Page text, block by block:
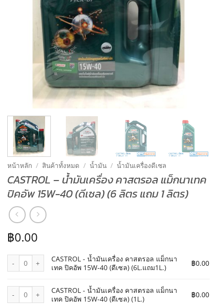
หน้าหลัก / สินค้าทั้งหมด / น้ำมัน / น้ำมันเครื่องดีเซล
CASTROL – น้ำมันเครื่อง คาสตรอล แม็กนาเทค
ปิคอัพ 15W-40 (ดีเซล) (6 ลิตร แถม 1 ลิตร)
฿0.00
จำนวน CASTROL - น้ำมันเครื่อง คาสตรอล แม็กนาเทค ปิคอัพ 15W-40
CASTROL - น้ำมันเครื่อง คาสตรอล แม็กนา
เทค ปิคอัพ 15W-40 (ดีเซล) (6L.แถม1L.)
฿0.00
จำนวน CASTROL - น้ำมันเครื่อง คาสตรอล แม็กนาเทค ปิคอัพ 15W-40
CASTROL - น้ำมันเครื่อง คาสตรอล แม็กนา
เทค ปิคอัพ 15W-40 (ดีเซล) (1L.)
฿0.00